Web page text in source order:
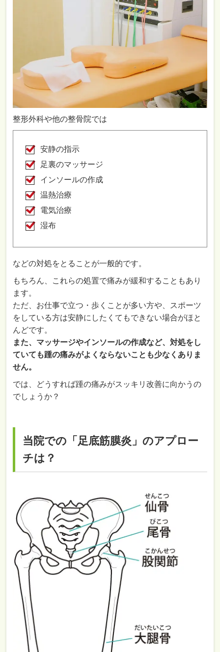
整形外科や他の整骨院では
安静の指示
足裏のマッサージ
インソールの作成
温熱治療
電気治療
湿布
などの対処をとることが一般的です。
もちろん、これらの処置で痛みが緩和することもあり
ます。
ただ、お仕事で立つ・歩くことが多い方や、スポーツ
をしている方は安静にしたくてもできない場合がほと
んどです。
また、マッサージやインソールの作成など、対処をし
ていても踵の痛みがよくならないことも少なくありま
せん。
では、どうすれば踵の痛みがスッキリ改善に向かうの
でしょうか？
当院での「足底筋膜炎」のアプロー
チは？